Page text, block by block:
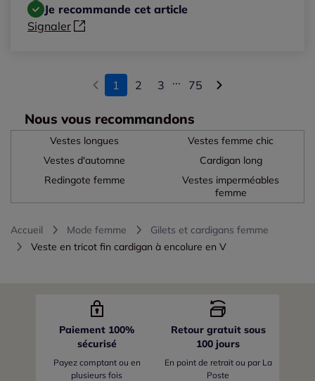
Je recommande cet article
Signaler
1 2 3 ... 75
Nous vous recommandons
Vestes longues
Vestes d'automne
Vestes femme chic
Cardigan long
Redingote femme
Vestes imperméables
femme
Accueil Mode femme
Gilets et cardigans femme
Veste en tricot fin cardigan à encolure en V
Paiement 100%
sécurisé
Payez comptant ou en
plusieurs fois
Retour gratuit sous
100 jours
En point de retrait ou par La
Poste